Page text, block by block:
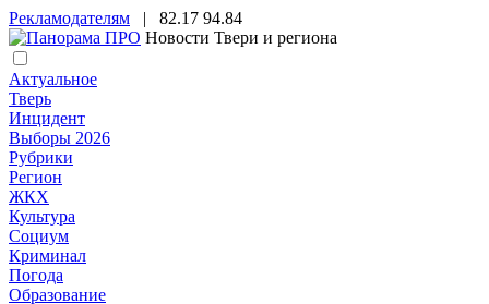
Рекламодателям | 82.17 94.84
Новости Твери и региона
Актуальное
Тверь
Инцидент
Выборы 2026
Рубрики
Регион
ЖКХ
Культура
Социум
Криминал
Погода
Образование